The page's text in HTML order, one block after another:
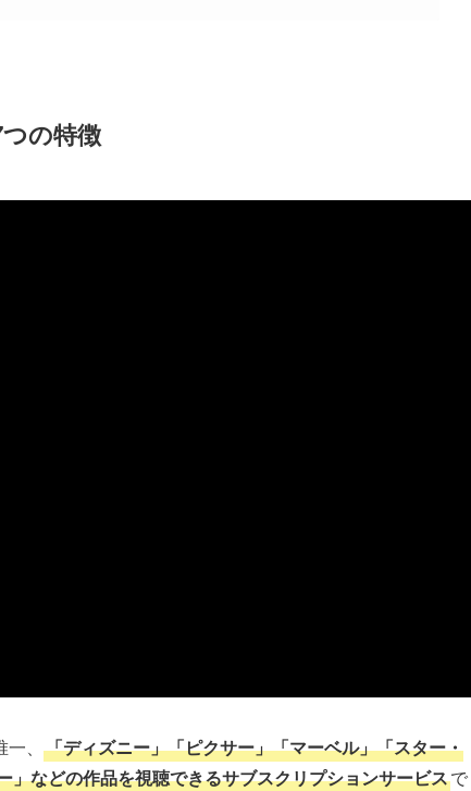
の特徴
、 「ディズニー」「ピクサー」「マーベル」「スター・
などの作品を視聴できるサブスクリプションサービスで